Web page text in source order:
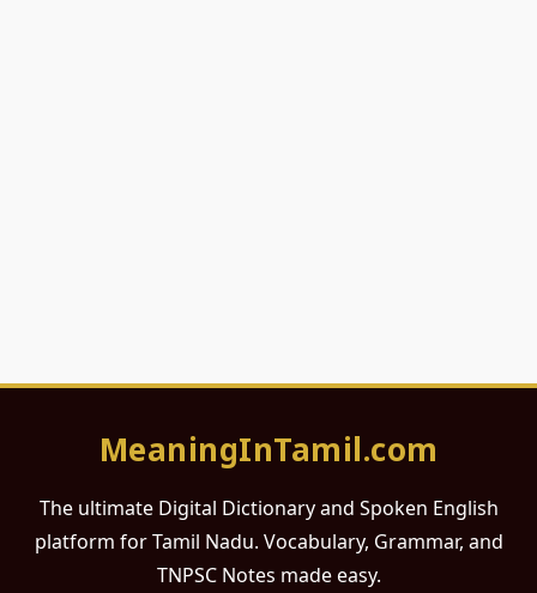
MeaningInTamil.com
The ultimate Digital Dictionary and Spoken English
platform for Tamil Nadu. Vocabulary, Grammar, and
TNPSC Notes made easy.